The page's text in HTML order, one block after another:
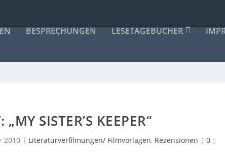
BESPRECHUNGEN LESETAGEBÜCHER
SISTER’S KEEPER“
2010| Literaturverfilmungen/ Filmvorlagen, Rezensionen | 0